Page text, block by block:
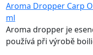
Aroma Dropper Carp
ml
Aroma dropper je
používá při výrobě